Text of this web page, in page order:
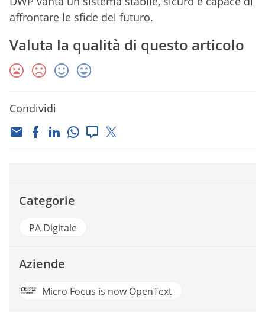
affrontare le sfide del futuro.
Valuta la qualità di questo articolo
Condividi
Categorie
PA Digitale
Aziende
Micro Focus is now OpenText